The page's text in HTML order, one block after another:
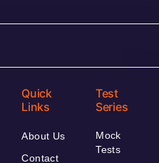
Quick
Links
About Us
Contact
Test
Series
Mock
Tests